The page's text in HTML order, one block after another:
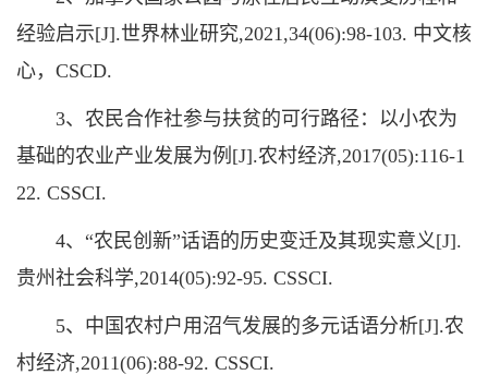
经验启示[J].世界林业研究,2021,34(06):98-103. 中文核
心，CSCD.
3、农民合作社参与扶贫的可行路径：以小农为
基础的农业产业发展为例[J].农村经济,2017(05):116-1
22. CSSCI.
4、“农民创新”话语的历史变迁及其现实意义[J].
贵州社会科学,2014(05):92-95. CSSCI.
5、中国农村户用沼气发展的多元话语分析[J].农
村经济,2011(06):88-92. CSSCI.